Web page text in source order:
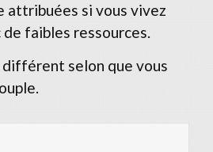
attribuées si vous vivez
faibles ressources.
selon que vous